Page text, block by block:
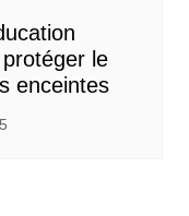
le
enceintes